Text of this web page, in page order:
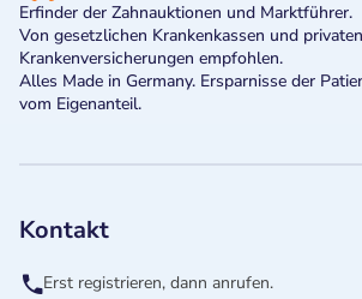
Erfinder der Zahnauktionen und Marktführer.
Von gesetzlichen Krankenkassen und privaten
Krankenversicherungen empfohlen.
Alles Made in Germany. Ersparnisse der
vom Eigenanteil.
Kontakt
Erst registrieren, dann anrufen.